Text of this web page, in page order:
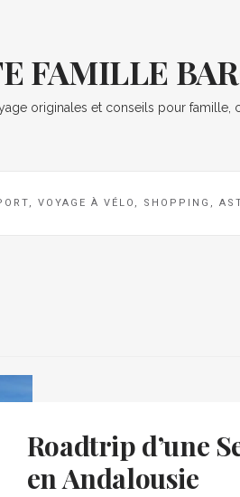
FAMILLE
originales et conseils pour famille,
VOYAGE À VÉLO, SHOPPING,
Roadtrip d’une
en Andalousie